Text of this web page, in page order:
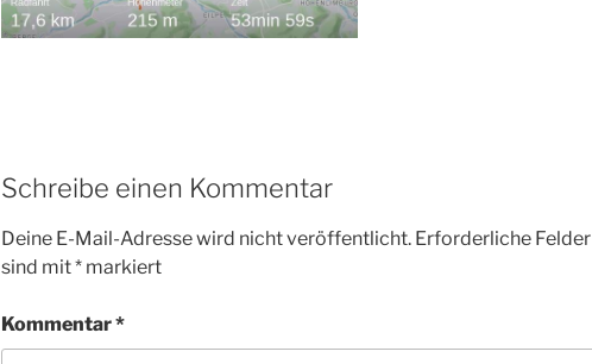
Schreibe einen Kommentar
Deine E-Mail-Adresse wird nicht veröffentlicht. Erforderliche Felder
sind mit* markiert
Kommentar*